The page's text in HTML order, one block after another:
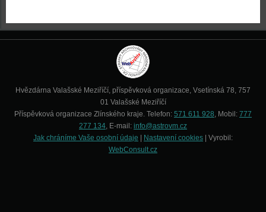
Hvězdárna Valašské Meziříčí, příspěvková organizace, Vsetínská 78, 757
01 Valašské Meziříčí
Příspěvková organizace Zlínského kraje. Telefon: 571 611 928, Mobil: 777
277 134, E-mail: info@astrovm.cz
Jak chráníme Vaše osobní údaje
Nastavení cookies | Vyrobil:
WebConsult.cz